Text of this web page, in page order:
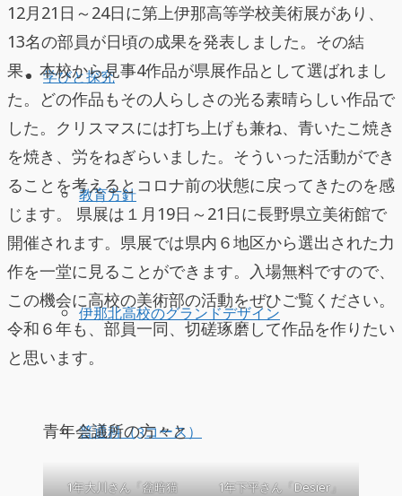
学びと探究
教育方針
伊那北高校のグランドデザイン
普通科（3コース）
12月21日～24日に第上伊那高等学校美術展があり、
13名の部員が日頃の成果を発表しました。その結
果、本校から見事4作品が県展作品として選ばれまし
た。どの作品もその人らしさの光る素晴らしい作品で
した。クリスマスには打ち上げも兼ね、青いたこ焼き
を焼き、労をねぎらいました。そういった活動ができ
ることを考えるとコロナ前の状態に戻ってきたのを感
じます。 県展は１月19日～21日に長野県立美術館で
開催されます。県展では県内６地区から選出された力
作を一堂に見ることができます。入場無料ですので、
この機会に高校の美術部の活動をぜひご覧ください。
令和６年も、部員一同、切磋琢磨して作品を作りたい
と思います。
青年会議所の方々と
1年大川さん「盆暗猫 1年下平さん「Desier」